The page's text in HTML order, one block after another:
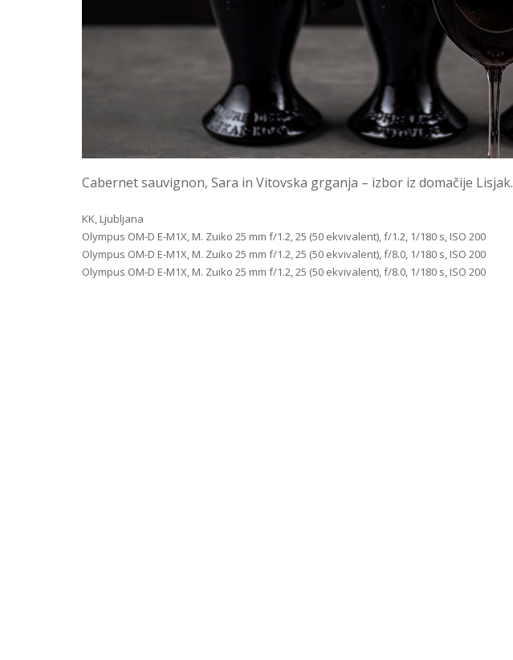
Cabernet sauvignon, Sara in Vitovska grganja – izbor iz domačije Lisjak.
KK, Ljubljana
Olympus OM-D E-M1X, M. Zuiko 25 mm f/1.2, 25 (50 ekvivalent), f/1.2, 1/180 s, ISO 200
Olympus OM-D E-M1X, M. Zuiko 25 mm f/1.2, 25 (50 ekvivalent), f/8.0, 1/180 s, ISO 200
Olympus OM-D E-M1X, M. Zuiko 25 mm f/1.2, 25 (50 ekvivalent), f/8.0, 1/180 s, ISO 200